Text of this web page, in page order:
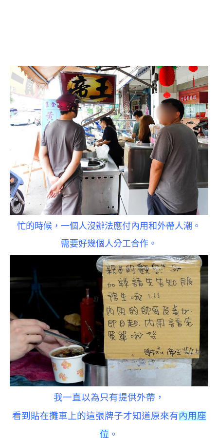
忙的時候，一個人沒辦法應付內用和外帶人潮。
需要好幾個人分工合作。
我一直以為只有提供外帶，
看到貼在攤車上的這張牌子才知道原來有內用座
位 。